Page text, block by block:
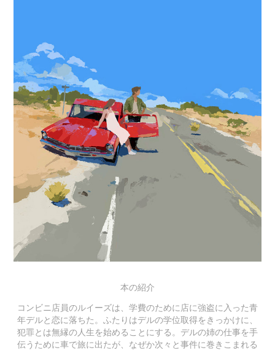
本の紹介
コンビニ店員のルイーズは、学費のために店に強盗に入った青
年デルと恋に落ちた。ふたりはデルの学位取得をきっかけに、
犯罪とは無縁の人生を始めることにする。デルの姉の仕事を手
伝うために車で旅に出たが、なぜか次々と事件に巻きこまれる